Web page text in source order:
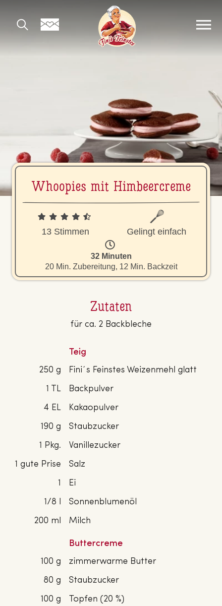
Whoopies mit Him­beer­creme
13 Stimmen Gelingt einfach
32 Minuten
20 Min. Zubereitung, 12 Min. Backzeit
Zutaten
für ca. 2 Backbleche
Teig
250 g
Fini´s Feinstes Weizenmehl glatt
1 TL
Backpulver
4 EL
Kakaopulver
190 g
Staubzucker
1 Pkg.
Vanillezucker
1 gute Prise
Salz
1
Ei
1/8 l
Sonnenblumenöl
200 ml
Milch
Buttercreme
100 g
zimmerwarme Butter
80 g
Staubzucker
100 g
Topfen (20 %)